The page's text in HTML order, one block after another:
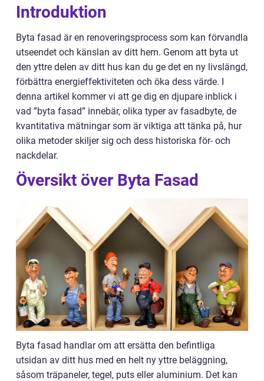
Introduktion
Byta fasad är en renoveringsprocess som kan förvandla
utseendet och känslan av ditt hem. Genom att byta ut
den yttre delen av ditt hus kan du ge det en ny livslängd,
förbättra energieffektiviteten och öka dess värde. I
denna artikel kommer vi att ge dig en djupare inblick i
vad ”byta fasad” innebär, olika typer av fasadbyte, de
kvantitativa mätningar som är viktiga att tänka på, hur
olika metoder skiljer sig och dess historiska för- och
nackdelar.
Översikt över Byta Fasad
Byta fasad handlar om att ersätta den befintliga
utsidan av ditt hus med en helt ny yttre beläggning,
såsom träpaneler, tegel, puts eller aluminium. Det kan